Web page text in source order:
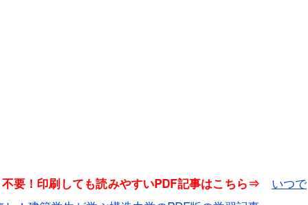
要！印刷しても読みやすいPDF記事はこちら⇒ いつで